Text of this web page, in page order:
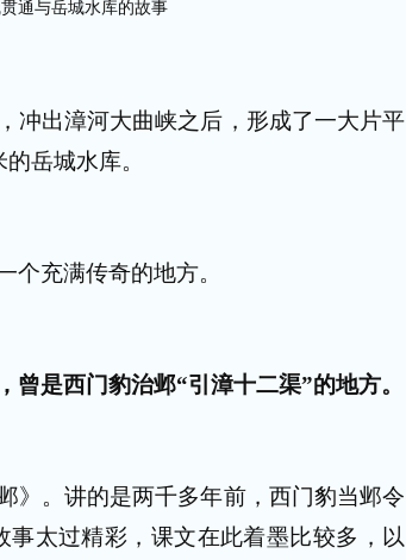
冲出漳河大曲峡之后，形成了一大片平
岳城水库。
个充满传奇的地方。
是西门豹治邺“引漳十二渠”的地方。
》。讲的是两千多年前，西门豹当邺令
事太过精彩，课文在此着墨比较多，以